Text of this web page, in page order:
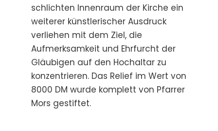
schlichten Innenraum der Kirche ein
weiterer künstlerischer Ausdruck
verliehen mit dem Ziel, die
Aufmerksamkeit und Ehrfurcht der
Gläubigen auf den Hochaltar zu
konzentrieren. Das Relief im Wert von
8000 DM wurde komplett von Pfarrer
Mors gestiftet.